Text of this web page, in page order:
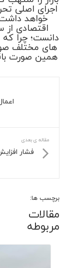
اجرای اصلی
خواهد
اقتصادی از
دانست؛ چرا که
های مختلف
همین صورت
مقاله ی بعدی
فشار
برچسب ها:
مقالات
مربوطه